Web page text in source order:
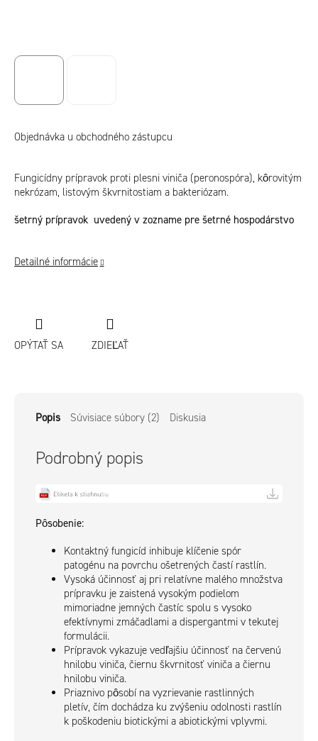
Objednávka u obchodného zástupcu
Fungicídny prípravok proti plesni viniča (peronospóra), kôrovitým
nekrózam, listovým škvrnitostiam a bakteriózam.
šetrný prípravok uvedený v zozname pre šetrné hospodárstvo
Detailné informácie
OPÝTAŤ SA ZDIEĽAŤ
Popis Súvisiace súbory (2) Diskusia
Podrobný popis
Pôsobenie:
Kontaktný fungicíd inhibuje klíčenie spór
patogénu na povrchu ošetrených častí rastlín.
Vysoká účinnosť aj pri relatívne malého množstva
prípravku je zaistená vysokým podielom
mimoriadne jemných častíc spolu s vysoko
efektívnymi zmáčadlami a dispergantmi v tekutej
formulácii.
Prípravok vykazuje vedľajšiu účinnosť na červenú
hnilobu viniča, čiernu škvrnitosť viniča a čiernu
hnilobu viniča.
Priaznivo pôsobí na vyzrievanie rastlinných
pletív, čím dochádza ku zvýšeniu odolnosti rastlín
k poškodeniu biotickými a abiotickými vplyvmi.